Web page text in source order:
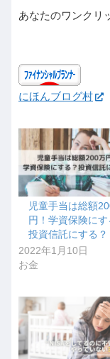
あなたのワンクリ
にほんブログ村
児童手当は総額
円！学資保険にす
投資信託にする？
2022年1月10日
お金